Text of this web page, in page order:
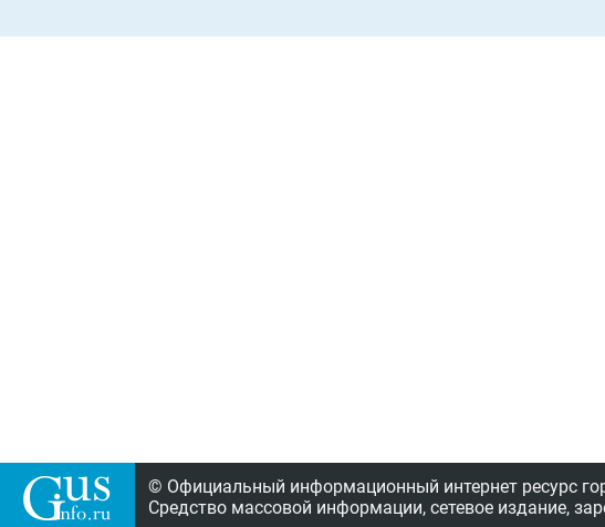
© Официальный информационный интернет ресурс
Средство массовой информации, сетевое издание,